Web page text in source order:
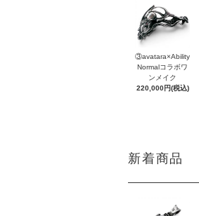
③avatara×Ability
Normalコラボワ
ンメイク
220,000円(税込)
新着商品